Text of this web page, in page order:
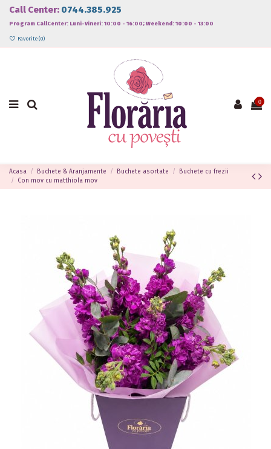
Call Center: 0744.385.925
Program CallCenter: Luni-Vineri: 10:00 - 16:00; Weekend: 10:00 - 13:00
Favorite (0)
0
Acasa Buchete & Aranjamente Buchete asortate
Buchete cu frezii
Con mov cu matthiola mov